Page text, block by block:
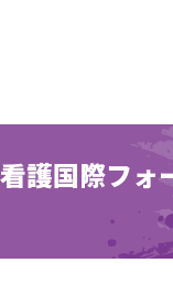
看護国際フ